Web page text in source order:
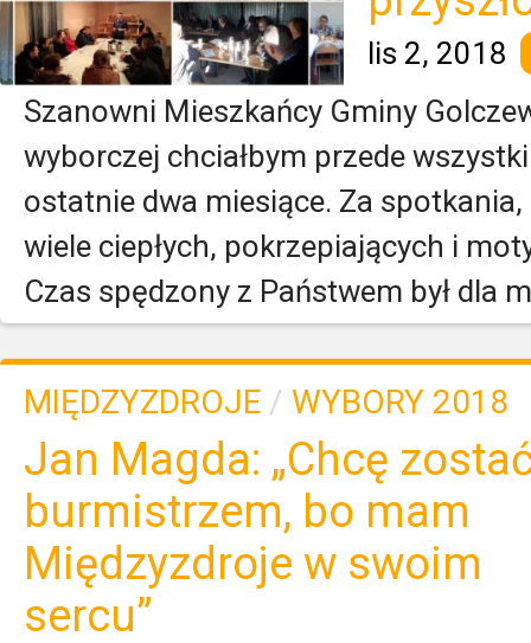
lis 2, 2018
Szanowni Mieszkańcy Gminy
wyborczej chciałbym przede
ostatnie dwa miesiące. Za
wiele ciepłych, pokrzepiających i
Czas spędzony z Państwem był dla
MIĘDZYZDROJE / WYBORY 2018
Jan Magda: „Chcę
burmistrzem, bo mam
Międzyzdroje w swoim
sercu”